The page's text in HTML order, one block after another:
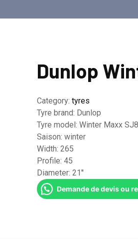
Dunlop
Category:tyres
Tyre brand: Dunlop
Tyre model:Winter Maxx SJ8
Saison:winter
Width:265
Profile:45
Diameter:21''
Demande de devis ou